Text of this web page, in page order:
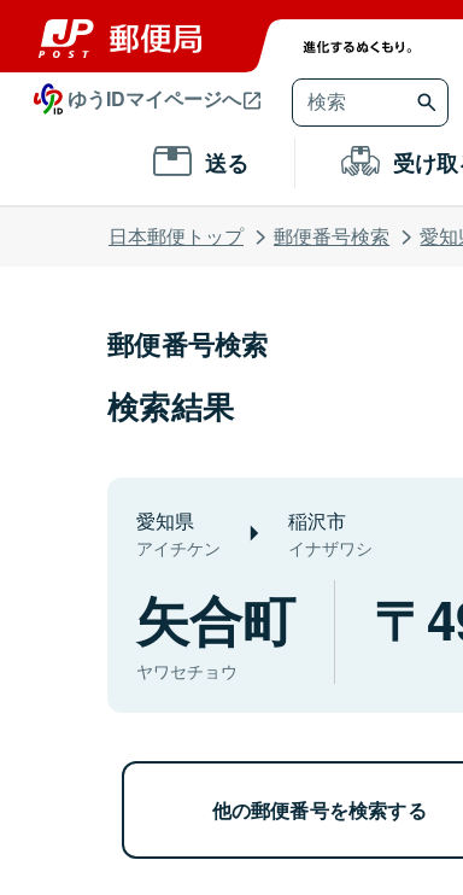
ゆうIDマイページへ
送る 受け
日本郵便トップ 郵便番号検索 愛
郵便番号検索
検索結果
愛知県
アイチケン
稲沢市
イナザワシ
矢合町
ヤワセチョウ
他の郵便番号を検索する